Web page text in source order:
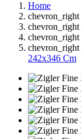
Home
chevron_right
chevron_right
chevron_right
chevron_right
242x346 Cm